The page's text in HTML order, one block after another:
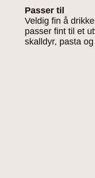
Passer til
Veldig fin å
passer fint til et
skalldyr, pasta